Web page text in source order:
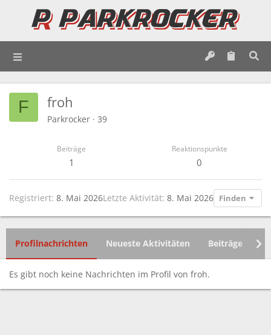
F froh
Parkrocker · 39
Beiträge
1
Reaktionspunkte
0
Registriert 8. Mai 2026Letzte Aktivität 8. Mai 2026 Finden
Profilnachrichten Neueste Aktivitäten Beiträge
Es gibt noch keine Nachrichten im Profil von froh.